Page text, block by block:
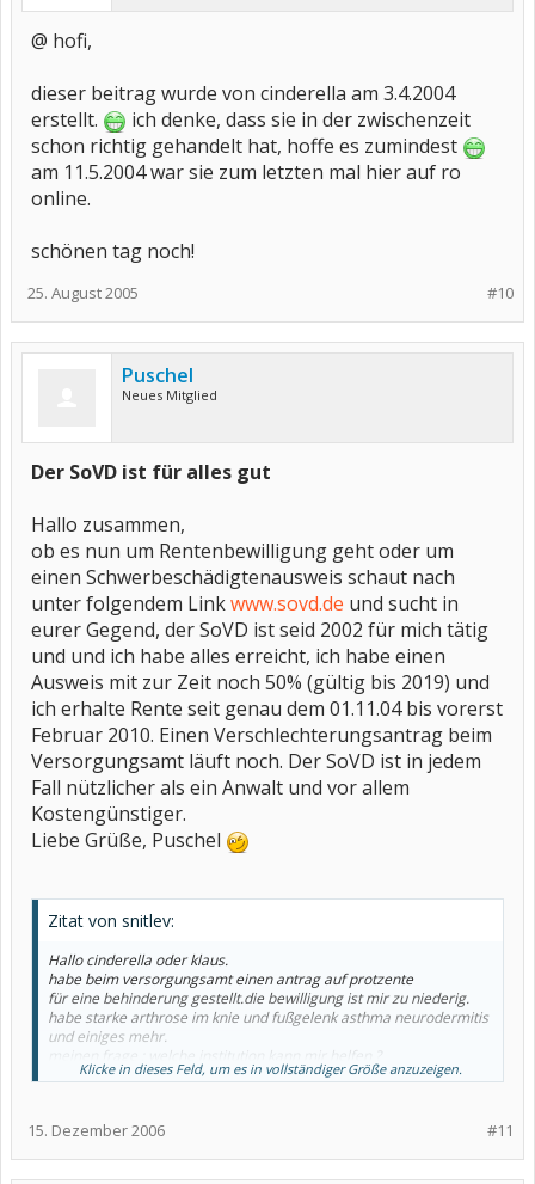
@ hofi,
dieser beitrag wurde von cinderella am 3.4.2004
erstellt.
ich denke, dass sie in der zwischenzeit
schon richtig gehandelt hat, hoffe es zumindest
am 11.5.2004 war sie zum letzten mal hier auf ro
online.
schönen tag noch!
#10
25. August 2005
Puschel
Neues Mitglied
Der SoVD ist für alles gut
Hallo zusammen,
ob es nun um Rentenbewilligung geht oder um
einen Schwerbeschädigtenausweis schaut nach
unter folgendem Linkwww.sovd.de und sucht in
eurer Gegend, der SoVD ist seid 2002 für mich tätig
und und ich habe alles erreicht, ich habe einen
Ausweis mit zur Zeit noch 50% (gültig bis 2019) und
ich erhalte Rente seit genau dem 01.11.04 bis vorerst
Februar 2010. Einen Verschlechterungsantrag beim
Versorgungsamt läuft noch. Der SoVD ist in jedem
Fall nützlicher als ein Anwalt und vor allem
Kostengünstiger.
Liebe Grüße, Puschel
Zitat von snitlev:
Hallo cinderella oder klaus.
habe beim versorgungsamt einen antrag auf protzente
für eine behinderung gestellt.die bewilligung ist mir zu niederig.
habe starke arthrose im knie und fußgelenk asthma neurodermitis
und einiges mehr.
meinen frage : welche institution kann mir helfen ?
reichsbund finde ich im netz nicht
den anwald aus ge nennen.
Klicke in dieses Feld, um es in vollständiger Größe anzuzeigen.
#11
15. Dezember 2006